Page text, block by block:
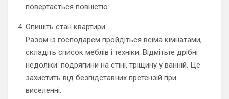
повертається повністю.
Опишіть стан квартири
Разом із господарем пройдіться всіма кімнатами,
складіть список меблів і техніки. Відмітьте дрібні
недоліки: подряпини на стіні, тріщину у ванній. Це
захистить від безпідставних претензій при
виселенні.